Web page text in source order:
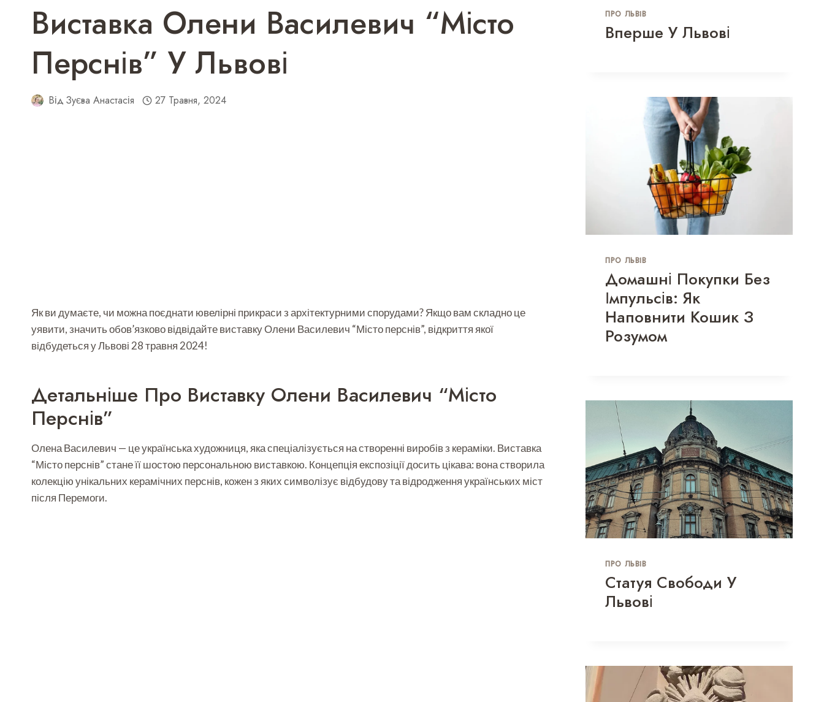
Виставка Олени Василевич “Місто
Перснів” У Львові
Від Зуєва Анастасія 27 Травня, 2024
Як ви думаєте, чи можна поєднати ювелірні прикраси з архітектурними спорудами? Якщо вам складно це
уявити, значить обов’язково відвідайте виставку Олени Василевич “Місто перснів”, відкриття якої
відбудеться у Львові 28 травня 2024!
Детальніше Про Виставку Олени Василевич “Місто
Перснів”
Олена Василевич — це українська художниця, яка спеціалізується на створенні виробів з кераміки. Виставка
“Місто перснів” стане її шостою персональною виставкою. Концепція експозіції досить цікава: вона створила
колекцію унікальних керамічних перснів, кожен з яких символізує відбудову та відродження українських міст
після Перемоги.
ПРО ЛЬВІВ
Вперше У Львові
ПРО ЛЬВІВ
Домашні Покупки Без
Імпульсів: Як
Наповнити Кошик З
Розумом
ПРО ЛЬВІВ
Статуя Свободи У
Львові